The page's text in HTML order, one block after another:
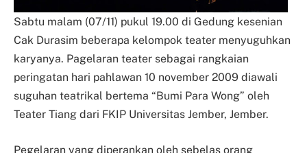
Sabtu malam (07/11) pukul 19.00 di Gedung kesenian
Cak Durasim beberapa kelompok teater menyuguhkan
karyanya. Pagelaran teater sebagai rangkaian
peringatan hari pahlawan 10 november 2009 diawali
suguhan teatrikal bertema “Bumi Para Wong” oleh
Teater Tiang dari FKIP Universitas Jember, Jember.
Pegelaran yang diperankan oleh sebelas orang